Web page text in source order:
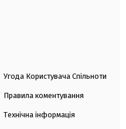
Угода Користувача Спільноти
Правила коментування
Технічна інформація